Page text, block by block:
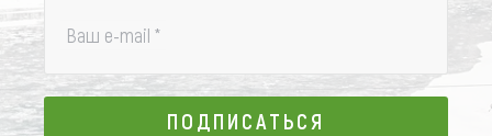
Ваш e-mail *
ПОДПИСАТЬСЯ